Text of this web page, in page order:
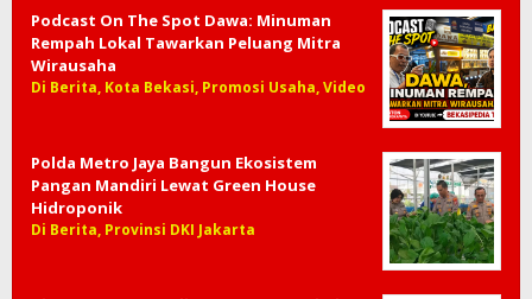
Podcast On The Spot Dawa: Minuman
Rempah Lokal Tawarkan Peluang Mitra
Wirausaha
Di Berita, Kota Bekasi, Promosi Usaha, Video
Polda Metro Jaya Bangun Ekosistem
Pangan Mandiri Lewat Green House
Hidroponik
Di Berita, Provinsi DKI Jakarta